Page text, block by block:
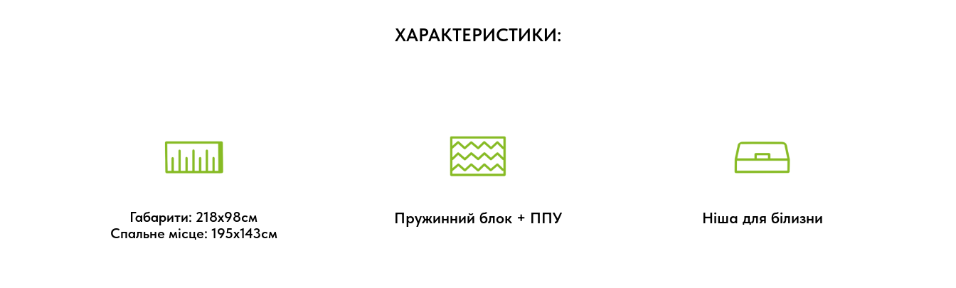
ХАРАКТЕРИСТИКИ:
Габарити: 218х98см
Спальне місце: 195х143см
Пружинний блок + ППУ Ніша для білизни